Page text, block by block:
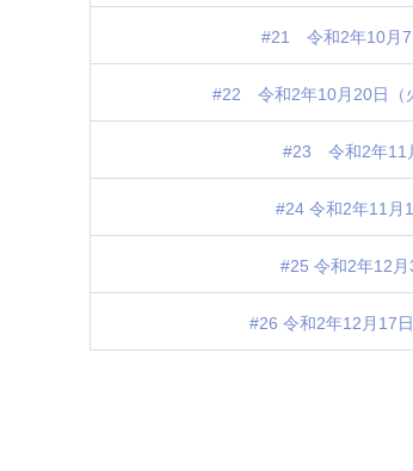
#21 令和2年10月7
#22 令和2年10月20日（
#23 令和2年11
#24 令和2年11月
#25 令和2年12
#26 令和2年12月17